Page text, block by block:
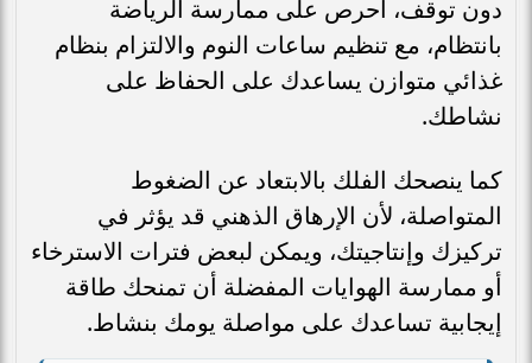
دون توقف، احرص على ممارسة الرياضة
بانتظام، مع تنظيم ساعات النوم والالتزام بنظام
غذائي متوازن يساعدك على الحفاظ على
نشاطك.
كما ينصحك الفلك بالابتعاد عن الضغوط
المتواصلة، لأن الإرهاق الذهني قد يؤثر في
تركيزك وإنتاجيتك، ويمكن لبعض فترات الاسترخاء
أو ممارسة الهوايات المفضلة أن تمنحك طاقة
إيجابية تساعدك على مواصلة يومك بنشاط.